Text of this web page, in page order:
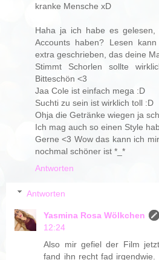
kranke Mensche xD
Haha ja ich habe es
Accounts haben? Lesen
extra geschrieben, das deine
Stimmt Schorlen sollte
Bitteschön <3
Jaa Cole ist einfach mega :D
Suchti zu sein ist wirklich toll :D
Ohja die Getränke wiegen ja
Ich mag auch so einen Style
Gerne <3 Wow das kann ich
nochmal schöner ist *_*
Antworten
Antworten
Yasmina Rosa Wölkchen
12:24
Also mir gefiel der Film
fand ihn recht fad irgendwie.